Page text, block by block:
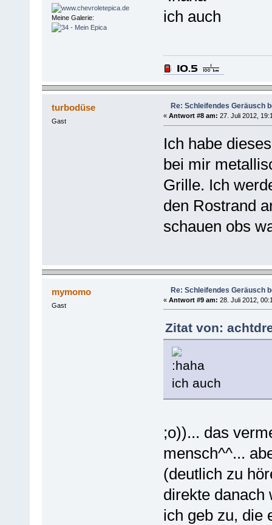
Meine Galerie: ich auch
turbodüse
Gast
Re: Schleifendes Geräusch
« Antwort #8 am: 27. Juli 2012,
Ich habe
bei mir
Grille. Ich
den Rostrand
schauen obs
mymomo
Gast
Re: Schleifendes Geräusch
« Antwort #9 am: 28. Juli 2012,
Zitat von:
ich auch
;o))... das
mensch^^...
(deutlich zu
direkte danach
ich geb zu, die